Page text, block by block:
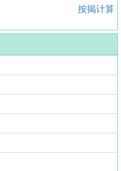
按揭计算